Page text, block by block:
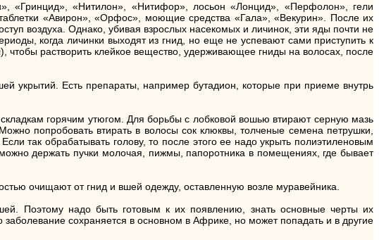
«Гринцид», «Нитилон», «Нитифор», лосьон «Лонцид», «Перфолон», гели
«Авирон», «Орфос», моющие средства «Гала», «Векурин». После их
воздуха. Однако, убивая взрослых насекомых и личинок, эти яды почти не
когда личинки выходят из гнид, но еще не успевают сами приступить к
чтобы растворить клейкое вещество, удерживающее гниды на волосах, после
Есть препараты, например бутадион, которые при приеме внутрь
горячим утюгом. Для борьбы с лобковой вошью втирают серную мазь
попробовать втирать в волосы сок клюквы, толченые семена петрушки,
так обрабатывать голову, то после этого ее надо укрыть полиэтиленовым
держать пучки молочая, пижмы, папоротника в помещениях, где бывает
очищают от гнид и вшей одежду, оставленную возле муравейника.
Поэтому надо быть готовым к их появлению, знать основные черты их
сохраняется в основном в Африке, но может попадать и в другие